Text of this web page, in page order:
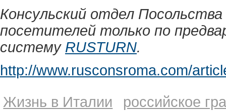
Консульский отдел
посетителей только по
систему RUSTURN.
http://www.rusconsroma.com/
Жизнь в Италии
российское